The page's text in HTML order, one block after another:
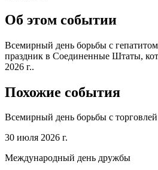
Об этом событии
Всемирный день борьбы с
праздник в Соединенные Штаты,
2026 г..
Похожие события
Всемирный день борьбы с
30 июля 2026 г.
Международный день дружбы